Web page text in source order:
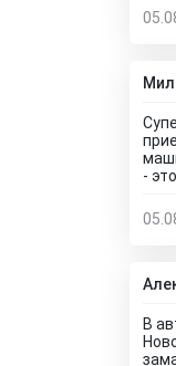
мне
в
-
не
В